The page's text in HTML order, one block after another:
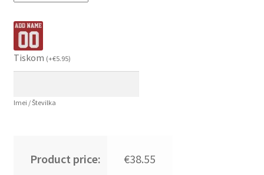
Tiskom (+€5.95)
Imei / Številka
Product price: €38.55